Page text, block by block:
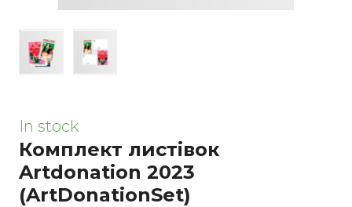
In stock
Комплект листівок
Artdonation 2023
(ArtDonationSet)